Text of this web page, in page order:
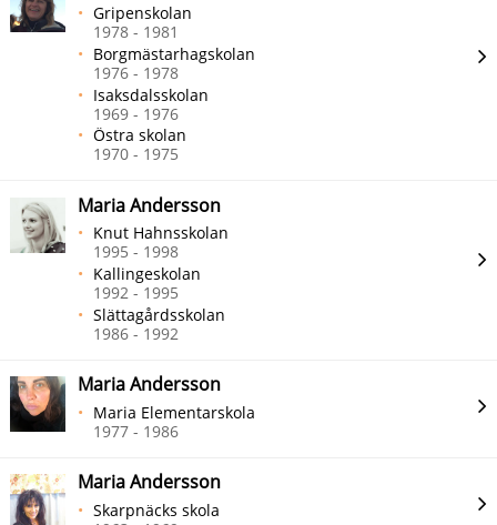
Gripenskolan
1978 - 1981
Borgmästarhagskolan
1976 - 1978
Isaksdalsskolan
1969 - 1976
Östra skolan
1970 - 1975
Maria Andersson
Knut Hahnsskolan
1995 - 1998
Kallingeskolan
1992 - 1995
Slättagårdsskolan
1986 - 1992
Maria Andersson
Maria Elementarskola
1977 - 1986
Maria Andersson
Skarpnäcks skola